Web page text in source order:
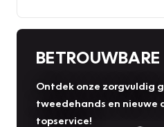
Ontdek onze zorgvuldig
tweedehands en nieuwe
topservice!